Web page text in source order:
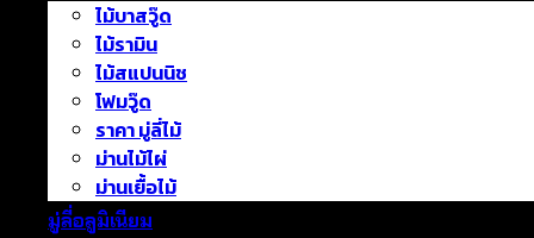
ไม้บาสวู๊ด
ไม้รามิน
ไม้สแปนนิช
โฟมวู๊ด
ราคา มู่ลี่ไม้
ม่านไม้ไผ่
ม่านเยื้อไม้
มู่ลี่อลูมิเนียม